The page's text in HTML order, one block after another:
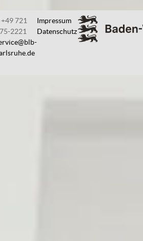
+49 721
2221
Impressum
Datenschutz